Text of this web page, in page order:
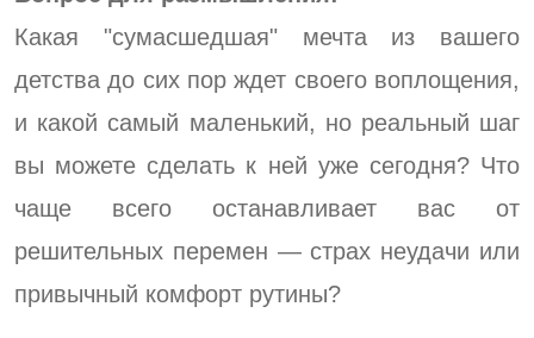
Какая "сумасшедшая" мечта из вашего
детства до сих пор ждет своего воплощения,
и какой самый маленький, но реальный шаг
вы можете сделать к ней уже сегодня? Что
чаще всего останавливает вас от
решительных перемен — страх неудачи или
привычный комфорт рутины?